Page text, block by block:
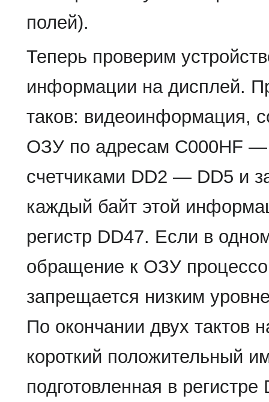
полей).
Теперь проверим
информации на дисплей.
таков: видеоинформация,
ОЗУ по адресам C000HF —
счетчиками DD2 — DD5 и
каждый байт этой
регистр DD47. Если в
обращение к ОЗУ
запрещается низким
По окончании двух тактов
короткий положительный
подготовленная в